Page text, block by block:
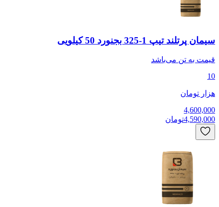
سیمان پرتلند تیپ 1-325 بجنورد 50 کیلویی
قیمت بهتنمی‌باشد
10
هزار تومان
4,600,000
4,590,000تومان